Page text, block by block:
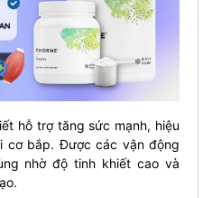
hỗ trợ tăng sức mạnh, hiệu
cơ bắp. Được các vận động
nhờ độ tinh khiết cao và